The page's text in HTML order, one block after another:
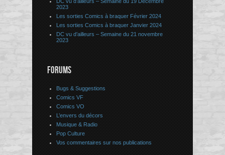
2023
Les sorties Comics à braquer Février 2024
Les sorties Comics à braquer Janvier 2024
DC vu d’ailleurs – Semaine du 21 novembre
2023
FORUMS
Bugs & Suggestions
Comics VF
Comics VO
L’envers du décors
Musique & Radio
Pop Culture
Vos commentaires sur nos publications